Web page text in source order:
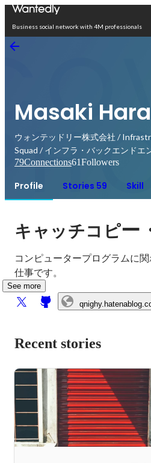
Business social network with 4M professionals
Masaki Hara
ウォンテッドリー株式会社 /
Squad / インフラ・バックエンドエ
79Connections61Followers
Profile Stories 59 Skill
キャッチコピー
コンピュータープログラムに関
仕事です。
See more
Recent stories